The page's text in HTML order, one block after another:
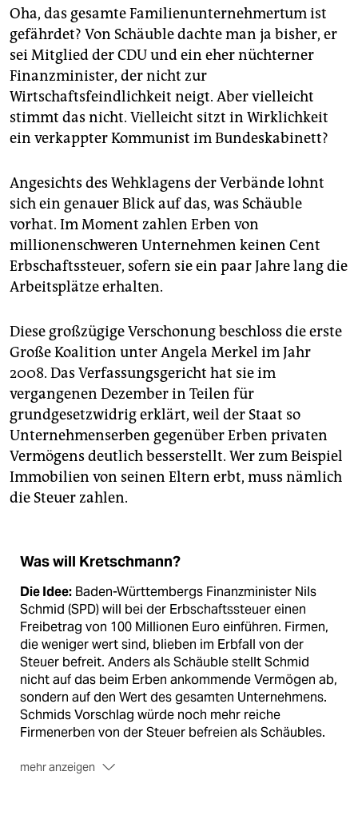
Oha, das gesamte Familienunternehmertum ist
gefährdet? Von Schäuble dachte man ja bisher, er
sei Mitglied der CDU und ein eher nüchterner
Finanzminister, der nicht zur
Wirtschaftsfeindlichkeit neigt. Aber vielleicht
stimmt das nicht. Vielleicht sitzt in Wirklichkeit
ein verkappter Kommunist im Bundeskabinett?
Angesichts des Wehklagens der Verbände lohnt
sich ein genauer Blick auf das, was Schäuble
vorhat. Im Moment zahlen Erben von
millionenschweren Unternehmen keinen Cent
Erbschaftssteuer, sofern sie ein paar Jahre lang die
Arbeitsplätze erhalten.
Diese großzügige Verschonung beschloss die erste
Große Koalition unter Angela Merkel im Jahr
2008. Das Verfassungsgericht hat sie im
vergangenen Dezember in Teilen für
grundgesetzwidrig erklärt, weil der Staat so
Unternehmenserben gegenüber Erben privaten
Vermögens deutlich besserstellt. Wer zum Beispiel
Immobilien von seinen Eltern erbt, muss nämlich
die Steuer zahlen.
Was will Kretschmann?
Die Idee: Baden-Württembergs Finanzminister Nils
Schmid (SPD) will bei der Erbschaftssteuer einen
Freibetrag von 100 Millionen Euro einführen. Firmen,
die weniger wert sind, blieben im Erbfall von der
Steuer befreit. Anders als Schäuble stellt Schmid
nicht auf das beim Erben ankommende Vermögen ab,
sondern auf den Wert des gesamten Unternehmens.
Schmids Vorschlag würde noch mehr reiche
Firmenerben von der Steuer befreien als Schäubles.
mehr anzeigen